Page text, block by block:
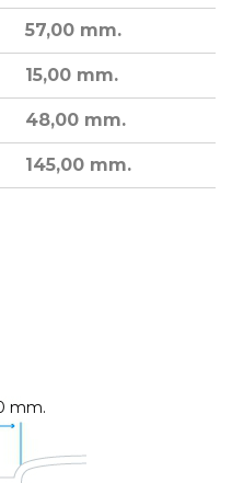
57,00 mm.
15,00 mm.
48,00 mm.
145,00 mm.
mm.